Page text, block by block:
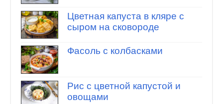
Цветная капуста в кляре с
сыром на сковороде
Фасоль с колбасками
Рис с цветной капустой и
овощами